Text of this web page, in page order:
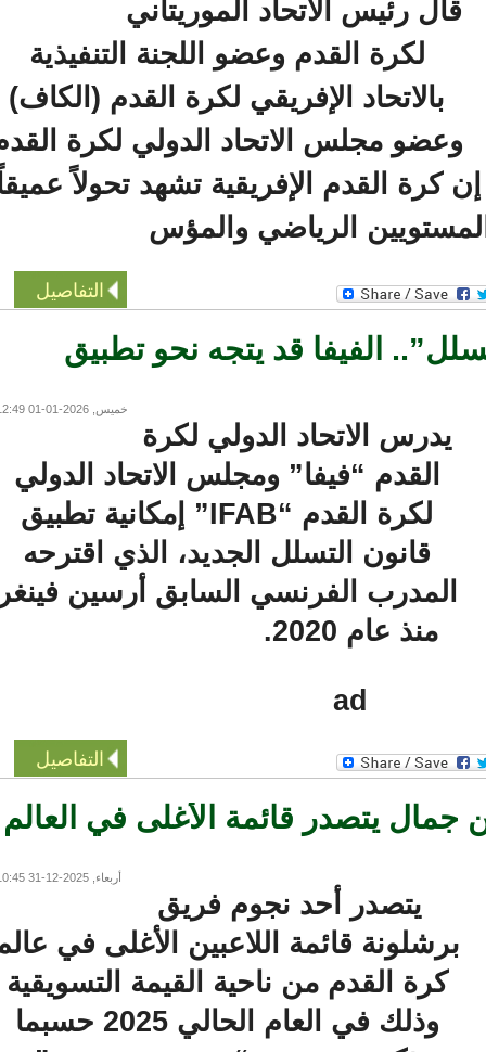
قال رئيس الاتحاد الموريتاني
لكرة القدم وعضو اللجنة التنفيذية
بالاتحاد الإفريقي لكرة القدم (الكاف)
وعضو مجلس الاتحاد الدولي لكرة القدم
القدم الإفريقية تشهد تحولاً عميقاً
الرياضي والمؤس
التفاصيل
الفيفا قد يتجه نحو تطبيق
خميس, 2026-01-01 12:49
يدرس الاتحاد الدولي لكرة
القدم “فيفا” ومجلس الاتحاد الدولي
لكرة القدم “IFAB” إمكانية تطبيق
قانون التسلل الجديد، الذي اقترحه
المدرب الفرنسي السابق أرسين فينغر
منذ عام 2020.
ad
التفاصيل
يتصدر قائمة الأغلى في العالم
أربعاء, 2025-12-31 10:45
يتصدر أحد نجوم فريق
برشلونة قائمة اللاعبين الأغلى في عالم
كرة القدم من ناحية القيمة التسويقية
وذلك في العام الحالي 2025 حسبما